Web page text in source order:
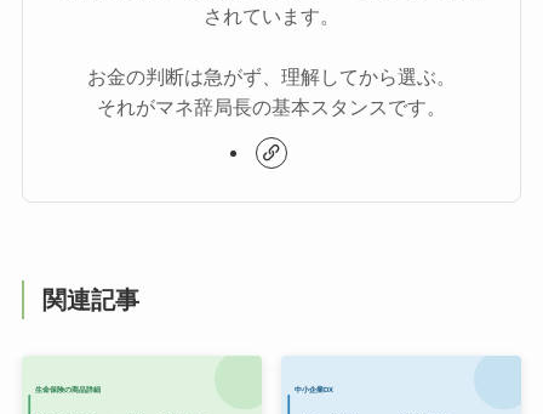
されています。
お金の判断は急がず、理解してから選ぶ。
それがマネ辞局長の基本スタンスです。
関連記事